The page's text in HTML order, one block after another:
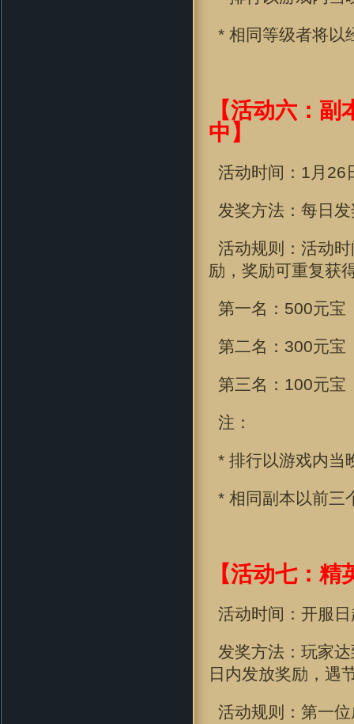
* 相同等级者将以
【活动六：
中】
活动时间： 1月26
发奖方法：每日
活动规则：活动
励，奖励可重复获
第一名：500元宝
第二名：300元宝
第三名：100元宝
注：
* 排行以游戏内当
* 相同副本以前三
【活动七：
活动时间：开服
发奖方法：玩家
日内发放奖励，遇
活动规则：第一